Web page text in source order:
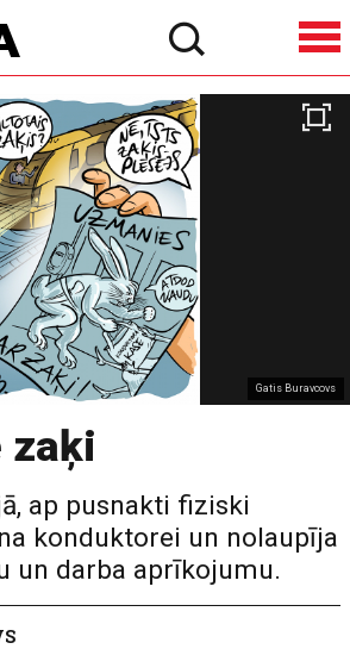
Gatis Buravcovs
zaķi
ap pusnakti fiziski
konduktorei un nolaupīja
un darba aprīkojumu.